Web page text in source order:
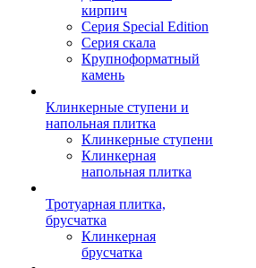
кирпич
Серия Special Edition
Серия скала
Крупноформатный
камень
Клинкерные ступени и
напольная плитка
Клинкерные ступени
Клинкерная
напольная плитка
Тротуарная плитка,
брусчатка
Клинкерная
брусчатка